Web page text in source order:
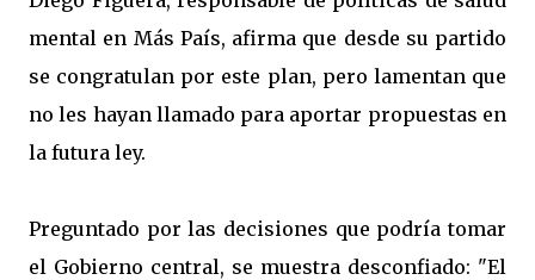
mental en Más País, afirma que desde su partido
se congratulan por este plan, pero lamentan que
no les hayan llamado para aportar propuestas en
la futura ley.
Preguntado por las decisiones que podría tomar
el Gobierno central, se muestra desconfiado: "El